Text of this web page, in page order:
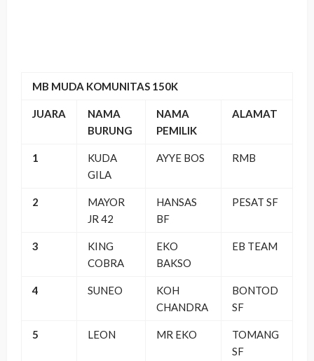
MB MUDA KOMUNITAS 150K
JUARA
NAMA
BURUNG
NAMA
PEMILIK
ALAMAT
1
KUDA
GILA
AYYE BOS RMB
2
MAYOR
JR 42
HANSAS
BF
PESAT SF
3
KING
COBRA
EKO
BAKSO
EB TEAM
4 SUNEO
KOH
CHANDRA
BONTOD
SF
5 LEON MR EKO
TOMANG
SF